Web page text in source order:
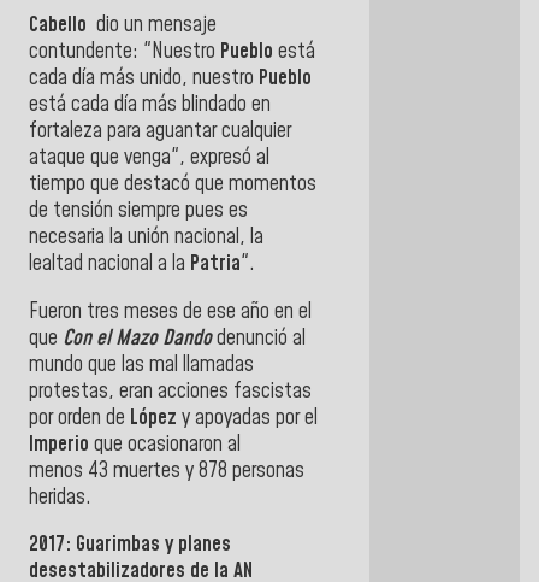
Cabello dio un mensaje
contundente: "Nuestro Pueblo está
cada día más unido, nuestro Pueblo
está cada día más blindado en
fortaleza para aguantar cualquier
ataque que venga", expresó al
tiempo que destacó que momentos
de tensión siempre pues es
necesaria la unión nacional, la
lealtad nacional a la Patria".
Fueron tres meses de ese año en el
que Con el Mazo Dandodenunció al
mundo que las mal llamadas
protestas, eran acciones fascistas
por orden de López y apoyadas por el
Imperio que ocasionaron al
menos 43 muertes y 878 personas
heridas.
2017: Guarimbas y planes
desestabilizadores de la AN